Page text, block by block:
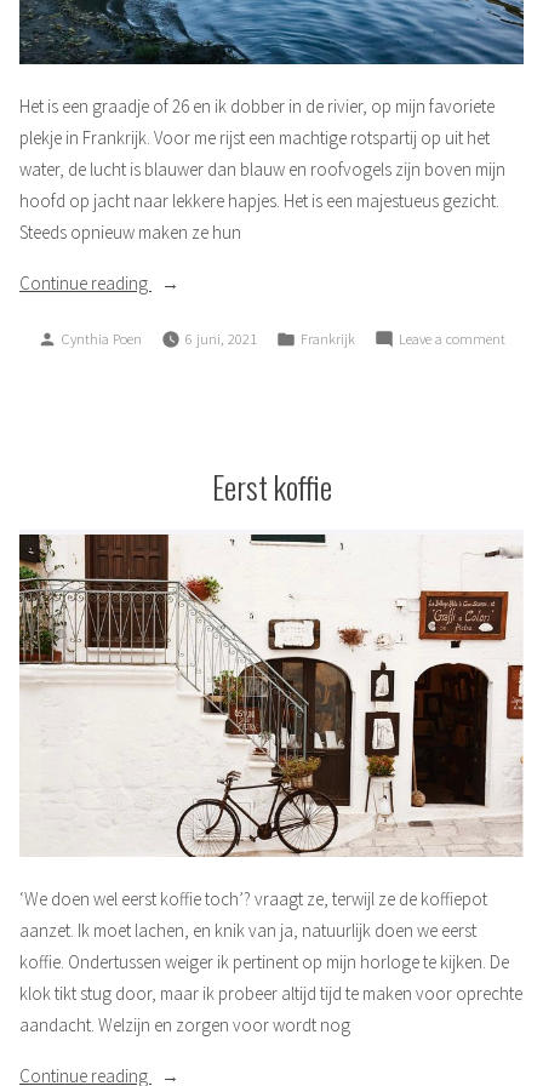
Het is een graadje of 26 en ik dobber in de rivier, op mijn favoriete
plekje in Frankrijk. Voor me rijst een machtige rotspartij op uit het
water, de lucht is blauwer dan blauw en roofvogels zijn boven mijn
hoofd op jacht naar lekkere hapjes. Het is een majestueus gezicht.
Steeds opnieuw maken ze hun
Continue reading
“Een
plek”
Posted
Cynthia Poen 6 juni, 2021
Posted
Frankrijk Leave a commenton
Eerst koffie
‘We doen wel eerst koffie toch’? vraagt ze, terwijl ze de koffiepot
aanzet. Ik moet lachen, en knik van ja, natuurlijk doen we eerst
koffie. Ondertussen weiger ik pertinent op mijn horloge te kijken. De
klok tikt stug door, maar ik probeer altijd tijd te maken voor oprechte
aandacht. Welzijn en zorgen voor wordt nog
Continue reading
“Eerst